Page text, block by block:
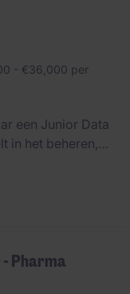
- €36,000 per
een Junior Data
in het beheren,
je data-
met een
Pharma